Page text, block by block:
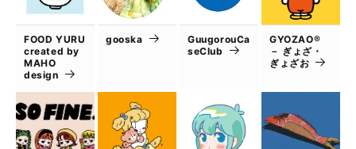
FOOD YURU
created by
MAHO
design
gooska
GuugorouCa
seClub
GYOZAO®
－ ぎょざ・
ぎょざお